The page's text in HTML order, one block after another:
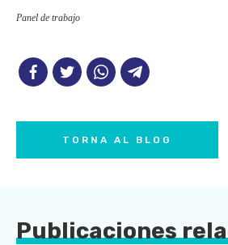
Panel de trabajo
TORNA AL BLOG
Publicaciones